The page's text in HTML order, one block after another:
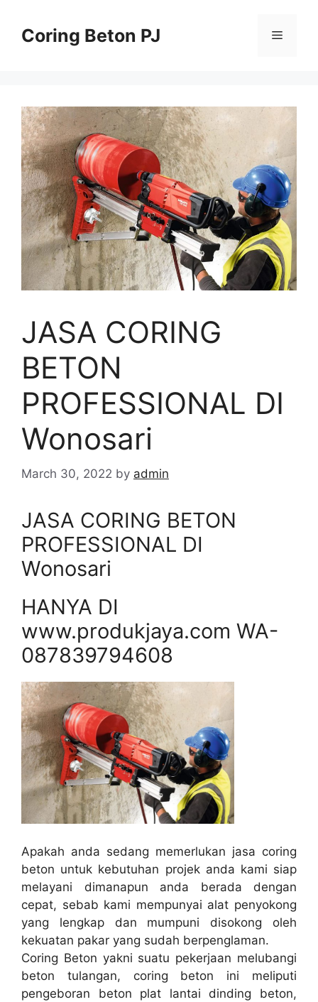
contentCoring Beton PJ Menu
JASA CORING
BETON
PROFESSIONAL DI
Wonosari
March 30, 2022 by admin
JASA CORING BETON
PROFESSIONAL DI
Wonosari
HANYA DI
www.produkjaya.com WA-
087839794608
Apakah anda sedang memerlukan jasa coring
beton untuk kebutuhan projek anda kami siap
melayani dimanapun anda berada dengan
cepat, sebab kami mempunyai alat penyokong
yang lengkap dan mumpuni disokong oleh
kekuatan pakar yang sudah berpenglaman.
Coring Beton yakni suatu pekerjaan melubangi
beton tulangan, coring beton ini meliputi
pengeboran beton plat lantai dinding beton,